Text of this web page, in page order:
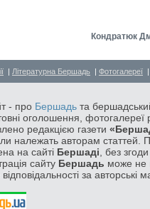
Кондратюк
| Літературна Бершадь | Фотогалереї
- про Бершадь та
оголошення, фотогалереї
редакцією газети
належать авторам статтей.
на сайті Бершаді , без
сайту Бершадь може не
за авторські